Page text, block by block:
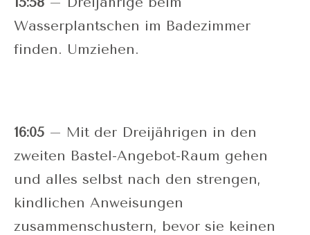
Wasserplantschen im Badezimmer
finden. Umziehen.
16:05 – Mit der Dreijährigen in den
zweiten Bastel-Angebot-Raum gehen
und alles selbst nach den strengen,
kindlichen Anweisungen
zusammenschustern, bevor sie keinen